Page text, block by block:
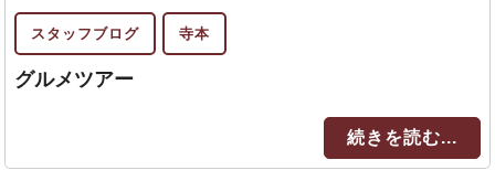
スタッフブログ 寺本
グルメツアー
続きを読む...